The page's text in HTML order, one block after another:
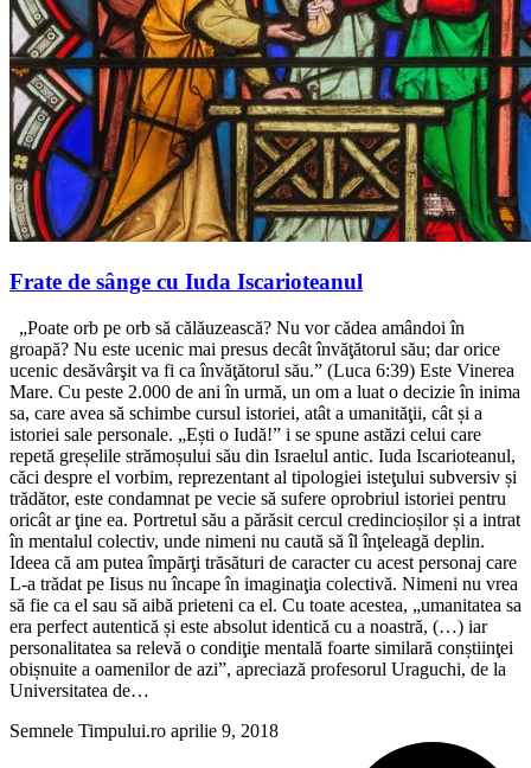
Frate de sânge cu Iuda Iscarioteanul
„Poate orb pe orb să călăuzească? Nu vor cădea amândoi în
groapă? Nu este ucenic mai presus decât învăţătorul său; dar orice
ucenic desăvârşit va fi ca învăţătorul său.” (Luca 6:39) Este Vinerea
Mare. Cu peste 2.000 de ani în urmă, un om a luat o decizie în inima
sa, care avea să schimbe cursul istoriei, atât a umanităţii, cât și a
istoriei sale personale. „Ești o Iudă!” i se spune astăzi celui care
repetă greșelile strămoșului său din Israelul antic. Iuda Iscarioteanul,
căci despre el vorbim, reprezentant al tipologiei isteţului subversiv și
trădător, este condamnat pe vecie să sufere oprobriul istoriei pentru
oricât ar ţine ea. Portretul său a părăsit cercul credincioșilor și a intrat
în mentalul colectiv, unde nimeni nu caută să îl înţeleagă deplin.
Ideea că am putea împărţi trăsături de caracter cu acest personaj care
L-a trădat pe Iisus nu încape în imaginaţia colectivă. Nimeni nu vrea
să fie ca el sau să aibă prieteni ca el. Cu toate acestea, „umanitatea sa
era perfect autentică și este absolut identică cu a noastră, (…) iar
personalitatea sa relevă o condiţie mentală foarte similară conștiinţei
obișnuite a oamenilor de azi”, apreciază profesorul Uraguchi, de la
Universitatea de…
Semnele Timpului.ro aprilie 9, 2018